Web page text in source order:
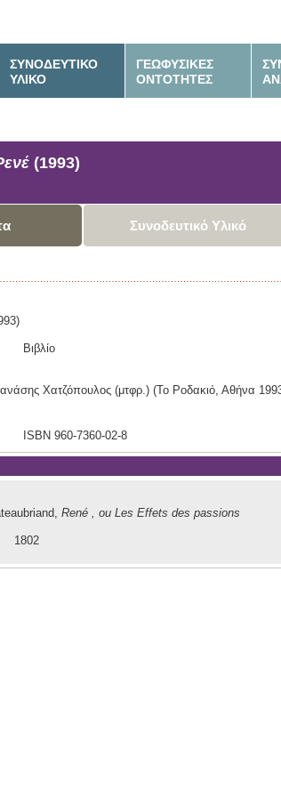
ΣΥΝΟΔΕΥΤΙΚΟ
ΥΛΙΚΟ
ΓΕΩΦΥΣΙΚΕΣ
ΟΝΤΟΤΗΤΕΣ
(1993)
Συνοδευτικό Υλικό
Βιβλίο
Χατζόπουλος (μτφρ.) (Το Ροδακιό, Αθήνα
ISBN 960-7360-02-8
René , ou Les Effets des passions
1802